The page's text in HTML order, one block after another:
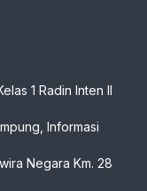
1 Radin Inten II
Informasi
Negara Km. 28